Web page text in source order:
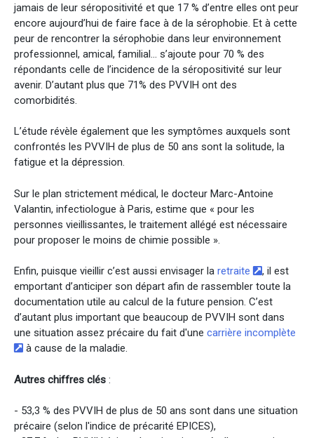
jamais de leur séropositivité et que 17 % d’entre elles ont peur
encore aujourd’hui de faire face à de la sérophobie. Et à cette
peur de rencontrer la sérophobie dans leur environnement
professionnel, amical, familial... s’ajoute pour 70 % des
répondants celle de l’incidence de la séropositivité sur leur
avenir. D’autant plus que 71% des PVVIH ont des
comorbidités.
L’étude révèle également que les symptômes auxquels sont
confrontés les PVVIH de plus de 50 ans sont la solitude, la
fatigue et la dépression.
Sur le plan strictement médical, le docteur Marc-Antoine
Valantin, infectiologue à Paris, estime que « pour les
personnes vieillissantes, le traitement allégé est nécessaire
pour proposer le moins de chimie possible ».
Enfin, puisque vieillir c’est aussi envisager la retraite
, il est
emportant d’anticiper son départ afin de rassembler toute la
documentation utile au calcul de la future pension. C’est
d’autant plus important que beaucoup de PVVIH sont dans
une situation assez précaire du fait d'une carrière incomplète
à cause de la maladie.
Autres chiffres clés :
- 53,3 % des PVVIH de plus de 50 ans sont dans une situation
précaire (selon l'indice de précarité EPICES),